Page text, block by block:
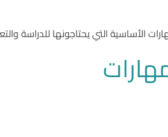
الأساسية التي يحتاجونها للدراسة